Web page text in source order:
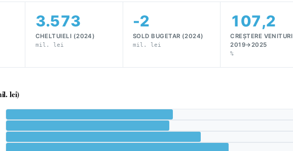
3.573
CHELTUIELI (2024)
mil. lei
-2
SOLD BUGETAR (2024)
mil. lei
107,2
CREȘTERE VENITURI
2019→2025
%
lei)